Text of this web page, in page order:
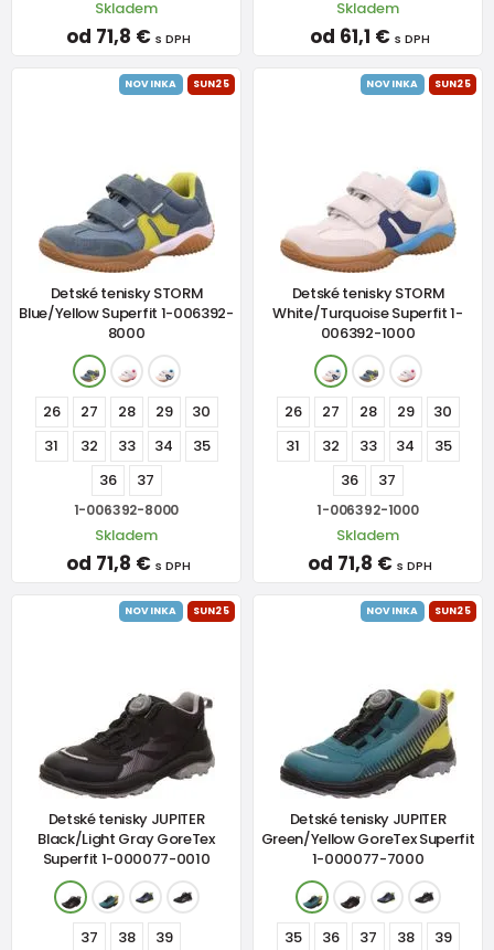
Skladem
od 71,8 € s DPH
Skladem
od 61,1 € s DPH
NOVINKA SUN25
Detské tenisky STORM
Blue/Yellow Superfit 1-006392-
8000
26 27 28 29
30
31
32 33 34
35
36
37
1-006392-8000
Skladem
od 71,8 € s DPH
NOVINKA SUN25
Detské tenisky STORM
White/Turquoise Superfit 1-
006392-1000
26 27 28 29
30
31
32 33 34
35
36
37
1-006392-1000
Skladem
od 71,8 € s DPH
NOVINKA SUN25
Detské tenisky JUPITER
Black/Light Gray GoreTex
Superfit 1-000077-0010
37 38 39
NOVINKA SUN25
Detské tenisky JUPITER
Green/Yellow GoreTex Superfit
1-000077-7000
35 36 37 38
39